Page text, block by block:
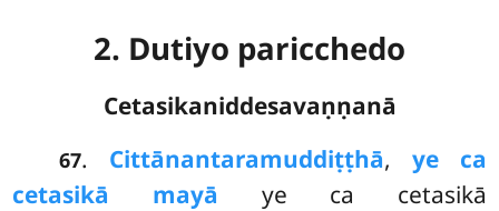
2. Dutiyo paricchedo
Cetasikaniddesavaṇṇanā
67. Cittānantaramuddiṭṭhā, ye ca
cetasikā mayā ye ca cetasikā